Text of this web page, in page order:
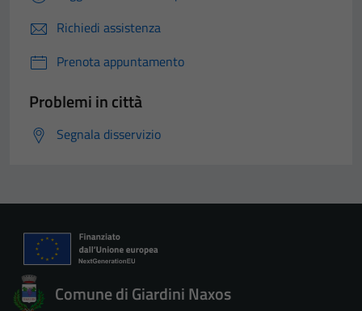
Richiedi assistenza
Prenota appuntamento
Problemi in città
Segnala disservizio
Comune di Giardini Naxos